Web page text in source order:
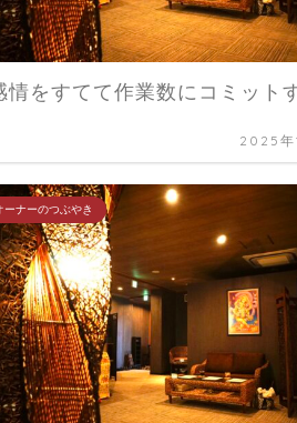
情をすてて作業数にコミット
2025年
ーナーのつぶやき